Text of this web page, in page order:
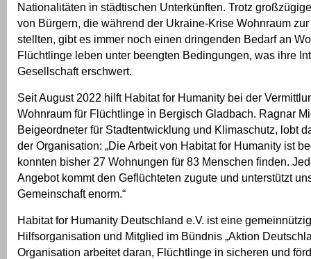
Nationalitäten in städtischen Unterkünften. Trotz
von Bürgern, die während der Ukraine-Krise Wohnraum
stellten, gibt es immer noch einen dringenden Bedarf an
Flüchtlinge leben unter beengten Bedingungen, was ihre
Gesellschaft erschwert.
Seit August 2022 hilft Habitat for Humanity bei der
Wohnraum für Flüchtlinge in Bergisch Gladbach. Ragnar
Beigeordneter für Stadtentwicklung und Klimaschutz, lobt
der Organisation: „Die Arbeit von Habitat for Humanity ist
konnten bisher 27 Wohnungen für 83 Menschen finden.
Angebot kommt den Geflüchteten zugute und unterstützt
Gemeinschaft enorm.“
Habitat for Humanity Deutschland e.V. ist eine
Hilfsorganisation und Mitglied im Bündnis „Aktion
Organisation arbeitet daran, Flüchtlinge in sicheren und